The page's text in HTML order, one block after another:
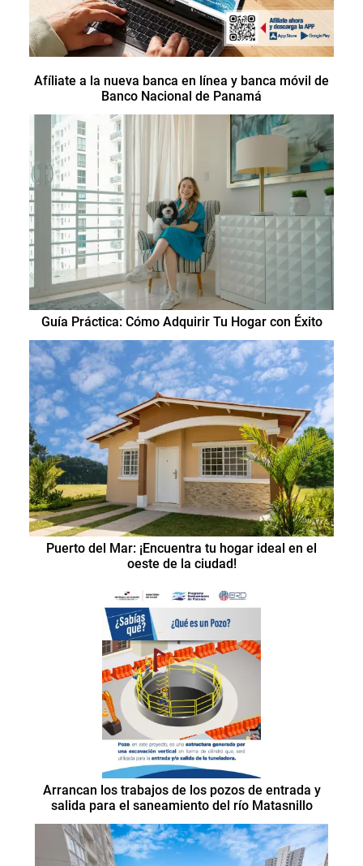
Afíliate a la nueva banca en línea y banca móvil de
Banco Nacional de Panamá
Guía Práctica: Cómo Adquirir Tu Hogar con Éxito
Puerto del Mar: ¡Encuentra tu hogar ideal en el
oeste de la ciudad!
Arrancan los trabajos de los pozos de entrada y
salida para el saneamiento del río Matasnillo